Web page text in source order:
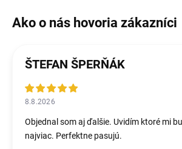
ŠTEFAN ŠPERŇÁK
8.8.2026
Objednal som aj ďalšie. Uvidím ktoré mi
najviac. Perfektne pasujú.